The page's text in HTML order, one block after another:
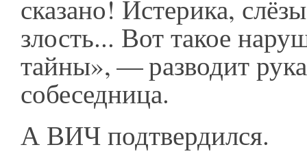
сказано! Истерика,
злость... Вот такое
тайны», — разводит
собеседница.
А ВИЧ подтвердился.